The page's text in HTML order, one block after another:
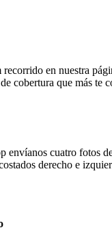
en nuestra
cobertura que más te
envíanos cuatro fotos
derecho e